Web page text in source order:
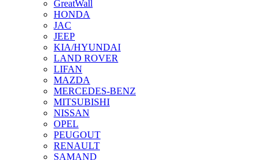
GreatWall
HONDA
JAC
JEEP
KIA/HYUNDAI
LAND ROVER
LIFAN
MAZDA
MERCEDES-BENZ
MITSUBISHI
NISSAN
OPEL
PEUGOUT
RENAULT
SAMAND